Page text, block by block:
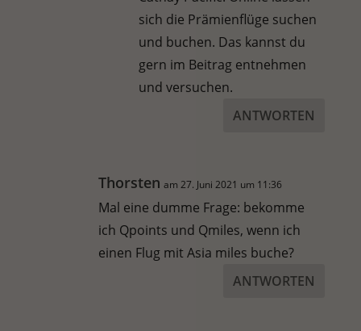
sich die Prämienflüge suchen
und buchen. Das kannst du
gern im Beitrag entnehmen
und versuchen.
ANTWORTEN
Thorsten am 27. Juni 2021 um 11:36
Mal eine dumme Frage: bekomme
ich Qpoints und Qmiles, wenn ich
einen Flug mit Asia miles buche?
ANTWORTEN